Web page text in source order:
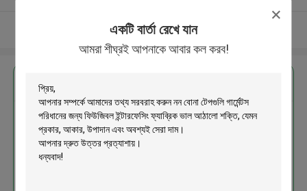
একটি বার্তা রেখে যান
আমরা শীঘ্রই আপনাকে আবার কল করব!
আরো দেখুন
নন বোনা টেপগুলি গার্মেন্টস পরিধানের জন্য
ফিউজিবল ইন্টারফেসিং ফ্যাব্রিক ভাল আঠালো